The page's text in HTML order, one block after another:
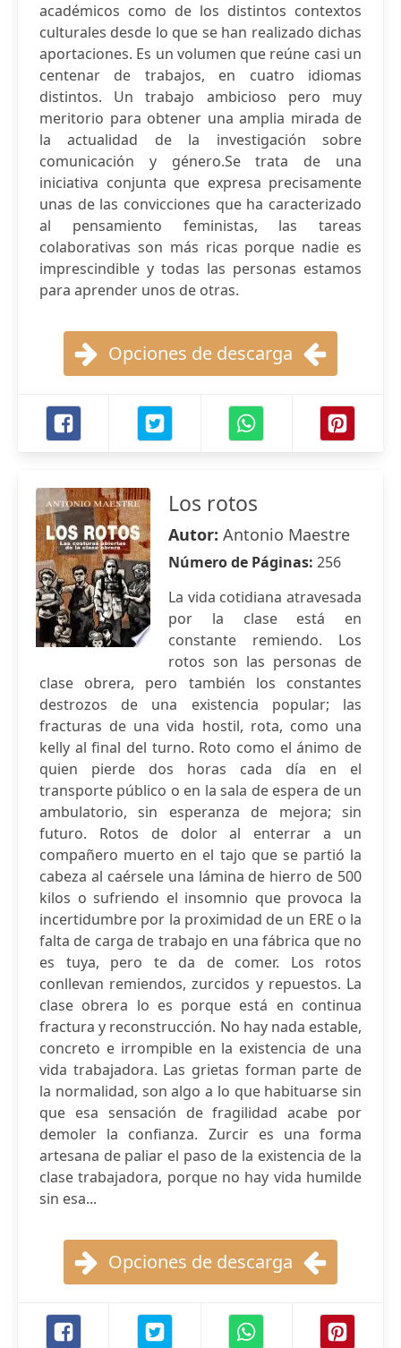
académicos como de los distintos contextos
culturales desde lo que se han realizado dichas
aportaciones. Es un volumen que reúne casi un
centenar de trabajos, en cuatro idiomas
distintos. Un trabajo ambicioso pero muy
meritorio para obtener una amplia mirada de
la actualidad de la investigación sobre
comunicación y género.Se trata de una
iniciativa conjunta que expresa precisamente
unas de las convicciones que ha caracterizado
al pensamiento feministas, las tareas
colaborativas son más ricas porque nadie es
imprescindible y todas las personas estamos
para aprender unos de otras.
Opciones de descarga
Los rotos
Autor: Antonio Maestre
Número de Páginas: 256
La vida cotidiana atravesada
por la clase está en
constante remiendo. Los
rotos son las personas de
clase obrera, pero también los constantes
destrozos de una existencia popular; las
fracturas de una vida hostil, rota, como una
kelly al final del turno. Roto como el ánimo de
quien pierde dos horas cada día en el
transporte público o en la sala de espera de un
ambulatorio, sin esperanza de mejora; sin
futuro. Rotos de dolor al enterrar a un
compañero muerto en el tajo que se partió la
cabeza al caérsele una lámina de hierro de 500
kilos o sufriendo el insomnio que provoca la
incertidumbre por la proximidad de un ERE o la
falta de carga de trabajo en una fábrica que no
es tuya, pero te da de comer. Los rotos
conllevan remiendos, zurcidos y repuestos. La
clase obrera lo es porque está en continua
fractura y reconstrucción. No hay nada estable,
concreto e irrompible en la existencia de una
vida trabajadora. Las grietas forman parte de
la normalidad, son algo a lo que habituarse sin
que esa sensación de fragilidad acabe por
demoler la confianza. Zurcir es una forma
artesana de paliar el paso de la existencia de la
clase trabajadora, porque no hay vida humilde
sin esa...
Opciones de descarga